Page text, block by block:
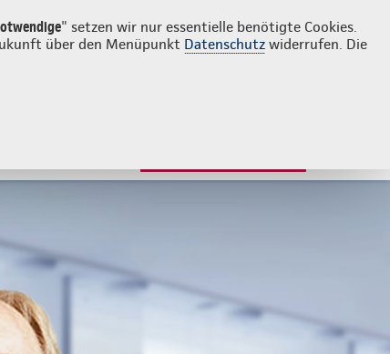
" setzen wir nur essentielle benötigte Cookies.
über den Menüpunkt Datenschutz widerrufen. Die
Login Kontakt 0471 1700960